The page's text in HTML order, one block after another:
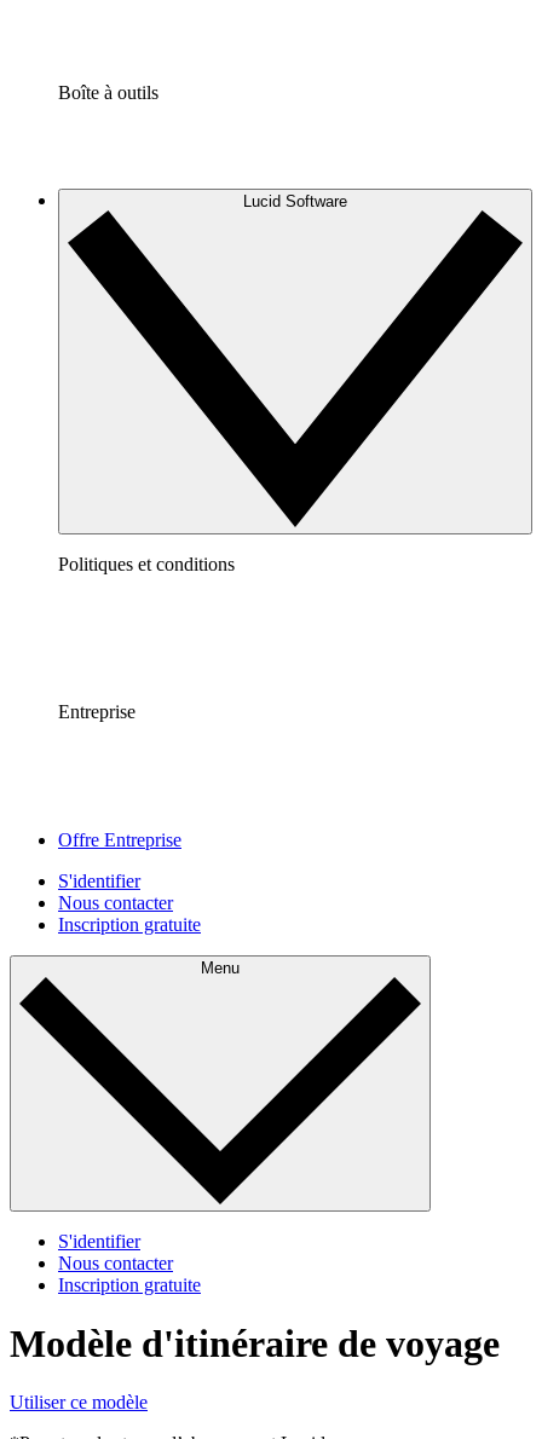
Boîte à outils
Lucid Software
Politiques et conditions
Entreprise
Offre Entreprise
S'identifier
Nous contacter
Inscription gratuite
Menu
S'identifier
Nous contacter
Inscription gratuite
Modèle d'itinéraire de voyage
Utiliser ce modèle